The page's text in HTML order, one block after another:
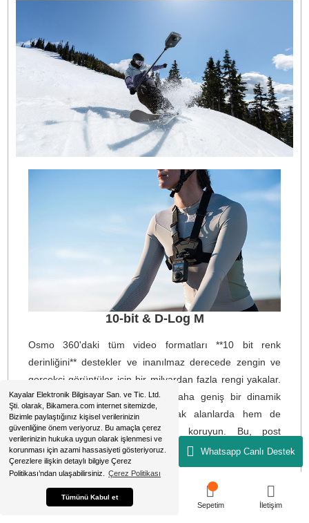
Görünmez Selfie Çubuğu
**Osmo 360**'ı görünmez bir **selfie çubuğu** ile
ve 360° videolarınızda düzenleme olmadan
tanık olun, düzenleme gerekmez. Sanki
kameramanınız sizi takip ediyormuş gibi, her anı
açıdan yakalamaya hazır, **inanılmaz üçüncü
görüşlerini** zahmetsizce yakalayın.